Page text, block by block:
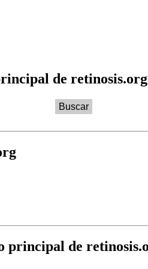
de retinosis.org
principal de